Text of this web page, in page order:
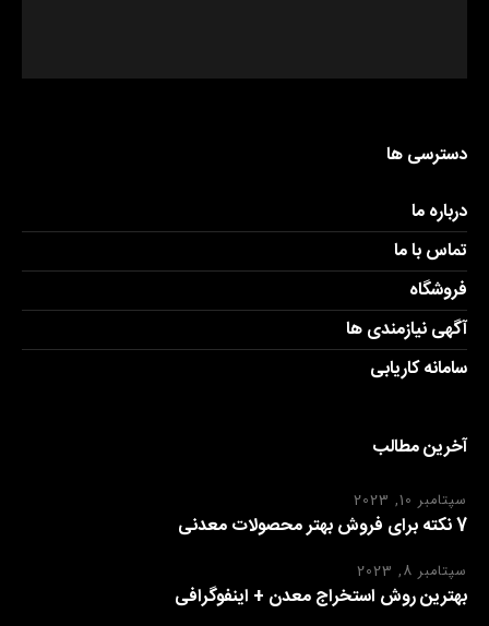
دسترسی ها
درباره ما
تماس با ما
فروشگاه
آگهی نیازمندی ها
سامانه کاریابی
آخرین مطالب
سپتامبر 10, 2023
7 نکته برای فروش بهتر محصولات معدنی
سپتامبر 8, 2023
بهترین روش استخراج معدن + اینفوگرافی